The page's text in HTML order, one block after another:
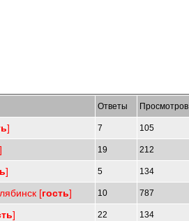
Ответы Просмотров
] 7 105
] 19 212
] 5 134
[гость] 10 787
] 22 134